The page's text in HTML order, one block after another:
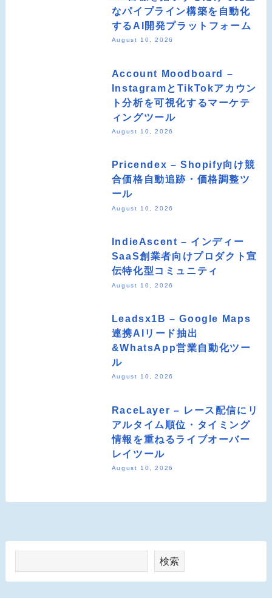
なパイプライン構築を自動化
するAI開発プラットフォーム
August 10, 2026
Account Moodboard –
InstagramとTikTokアカウン
ト分析を可視化するマーケテ
ィングツール
August 10, 2026
Pricendex – Shopify向け競
合価格自動追跡・価格調整ツ
ール
August 10, 2026
IndieAscent – インディー
SaaS創業者向けプロダクト宣
伝特化型コミュニティ
August 10, 2026
Leadsx1B – Google Maps
連携AIリード抽出
&WhatsApp営業自動化ツー
ル
August 10, 2026
RaceLayer – レース配信にリ
アルタイム順位・タイミング
情報を重ねるライブオーバー
レイツール
August 10, 2026
検索